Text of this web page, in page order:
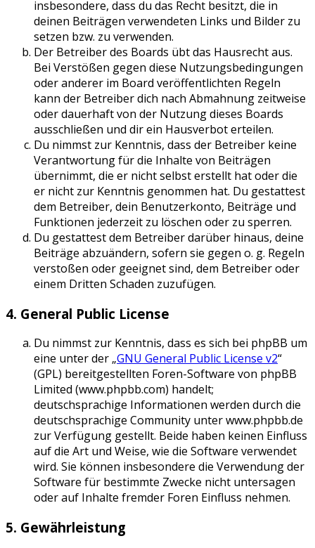
insbesondere, dass du das Recht besitzt, die in
deinen Beiträgen verwendeten Links und Bilder zu
setzen bzw. zu verwenden.
Der Betreiber des Boards übt das Hausrecht aus.
Bei Verstößen gegen diese Nutzungsbedingungen
oder anderer im Board veröffentlichten Regeln
kann der Betreiber dich nach Abmahnung zeitweise
oder dauerhaft von der Nutzung dieses Boards
ausschließen und dir ein Hausverbot erteilen.
Du nimmst zur Kenntnis, dass der Betreiber keine
Verantwortung für die Inhalte von Beiträgen
übernimmt, die er nicht selbst erstellt hat oder die
er nicht zur Kenntnis genommen hat. Du gestattest
dem Betreiber, dein Benutzerkonto, Beiträge und
Funktionen jederzeit zu löschen oder zu sperren.
Du gestattest dem Betreiber darüber hinaus, deine
Beiträge abzuändern, sofern sie gegen o. g. Regeln
verstoßen oder geeignet sind, dem Betreiber oder
einem Dritten Schaden zuzufügen.
4. General Public License
Du nimmst zur Kenntnis, dass es sich bei phpBB um
eine unter der „GNU General Public License v2“
(GPL) bereitgestellten Foren-Software von phpBB
Limited (www.phpbb.com) handelt;
deutschsprachige Informationen werden durch die
deutschsprachige Community unter www.phpbb.de
zur Verfügung gestellt. Beide haben keinen Einfluss
auf die Art und Weise, wie die Software verwendet
wird. Sie können insbesondere die Verwendung der
Software für bestimmte Zwecke nicht untersagen
oder auf Inhalte fremder Foren Einfluss nehmen.
5. Gewährleistung